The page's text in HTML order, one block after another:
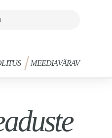
MEEDIAVÄRAV